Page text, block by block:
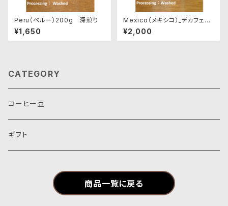
Peru（ペルー）200g 深煎り
¥1,650
Mexico（メキシコ）_デカフェ
200g
¥2,000
CATEGORY
コーヒー豆
ギフト
商品一覧に戻る